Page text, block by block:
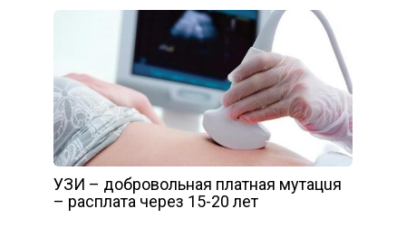
УЗИ – дoбpoвoльнaя плaтнaя мyтaцuя
– pacплaтa чepeз 15-20 лeт